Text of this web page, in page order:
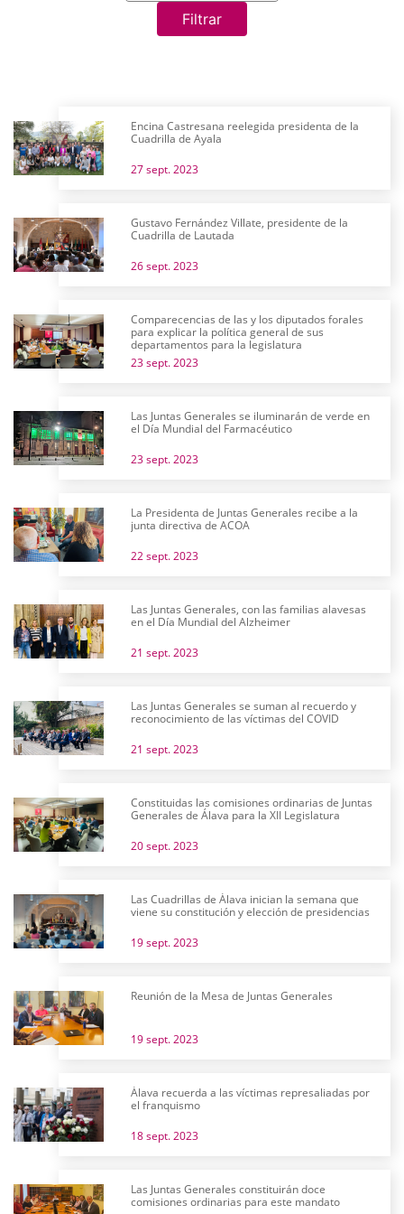
Filtrar
Encina Castresana reelegida presidenta de la
Cuadrilla de Ayala
27 sept. 2023
Gustavo Fernández Villate, presidente de la
Cuadrilla de Lautada
26 sept. 2023
Comparecencias de las y los diputados forales
para explicar la política general de sus
departamentos para la legislatura
23 sept. 2023
Las Juntas Generales se iluminarán de verde en
el Día Mundial del Farmacéutico
23 sept. 2023
La Presidenta de Juntas Generales recibe a la
junta directiva de ACOA
22 sept. 2023
Las Juntas Generales, con las familias alavesas
en el Día Mundial del Alzheimer
21 sept. 2023
Las Juntas Generales se suman al recuerdo y
reconocimiento de las víctimas del COVID
21 sept. 2023
Constituidas las comisiones ordinarias de Juntas
Generales de Álava para la XII Legislatura
20 sept. 2023
Las Cuadrillas de Álava inician la semana que
viene su constitución y elección de presidencias
19 sept. 2023
Reunión de la Mesa de Juntas Generales
19 sept. 2023
Álava recuerda a las víctimas represaliadas por
el franquismo
18 sept. 2023
Las Juntas Generales constituirán doce
comisiones ordinarias para este mandato